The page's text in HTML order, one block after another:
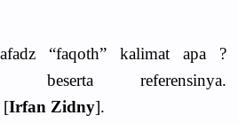
“faqoth” kalimat apa ?
beserta referensinya.
[Irfan Zidny].